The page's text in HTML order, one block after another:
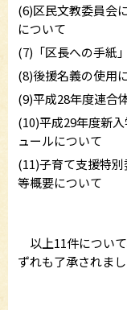
(6)区民文教委員会
について
(7)「区長への手紙
(8)後援名義の使用
(9)平成28年度連合
(10)平成29年度新
ュールについて
(11)子育て支援特
等概要について
以上11件につい
ずれも了承されまし